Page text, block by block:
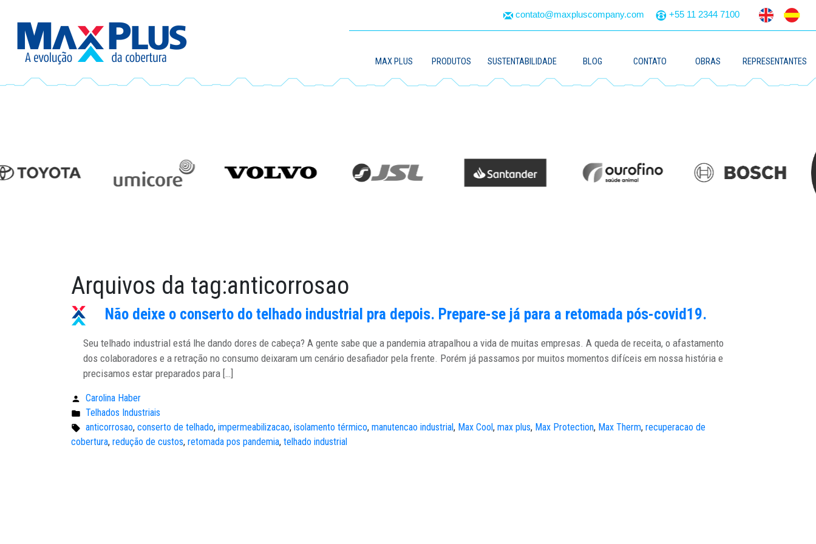
contato@maxpluscompany.com +55 11 2344 7100
MAX PLUS PRODUTOS SUSTENTABILIDADE BLOG CONTATO OBRAS REPRESENTANTES
Arquivos da tag:anticorrosao
Não deixe o conserto do telhado industrial pra depois. Prepare-se já para a retomada pós-covid19.
Seu telhado industrial está lhe dando dores de cabeça? A gente sabe que a pandemia atrapalhou a vida de muitas empresas. A queda de receita, o afastamento
dos colaboradores e a retração no consumo deixaram um cenário desafiador pela frente. Porém já passamos por muitos momentos difíceis em nossa história e
precisamos estar preparados para […]
Publicado
por:
Carolina Haber
Publicado
em:
Telhados Industriais
Tags:
anticorrosao, conserto de telhado, impermeabilizacao, isolamento térmico, manutencao industrial, Max Cool , max plus, Max Protection, Max Therm, recuperacao de
cobertura, redução de custos, retomada pos pandemia, telhado industrial